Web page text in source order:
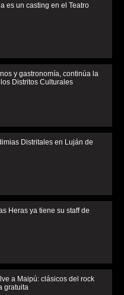
es un casting en el Teatro
y gastronomía, continúa la
Distritos Culturales
Distritales en Luján de
Heras ya tiene su staff de
a Maipú: clásicos del rock
gratuita